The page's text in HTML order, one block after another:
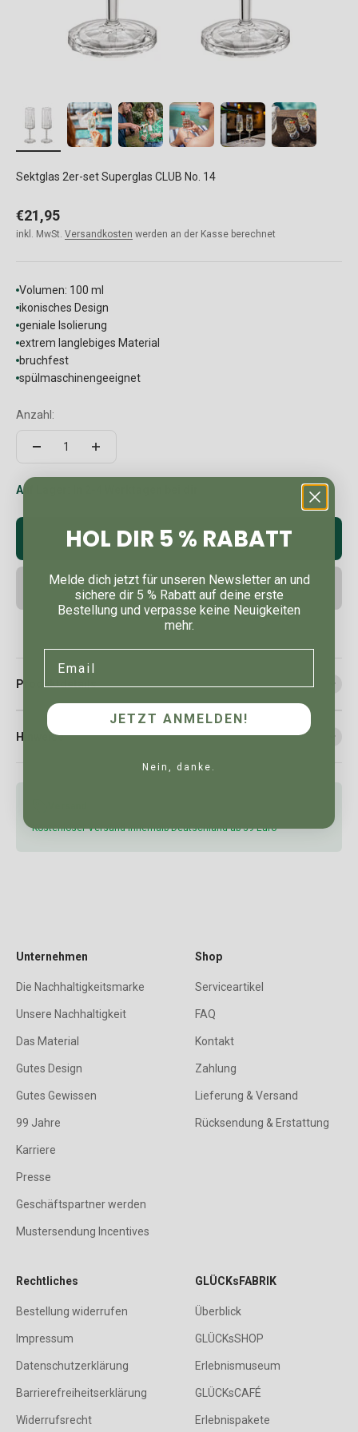
Sektglas 2er-set Superglas CLUB No. 14
Angebot
€21,95
inkl. MwSt. Versandkosten werden an der Kasse berechnet
Volumen: 100 ml
ikonisches Design
geniale Isolierung
extrem langlebiges Material
bruchfest
spülmaschinengeeignet
Anzahl:
Auf Lager: In 2-4 Werktagen bei dir
In den Warenkorb
Produktdetails
Hinweise
Kostenloser Versand innerhalb Deutschland ab 39 Euro
Unternehmen
Die Nachhaltigkeitsmarke
Unsere Nachhaltigkeit
Das Material
Gutes Design
Gutes Gewissen
99 Jahre
Karriere
Presse
Geschäftspartner werden
Mustersendung Incentives
Shop
Serviceartikel
FAQ
Kontakt
Zahlung
Lieferung & Versand
Rücksendung & Erstattung
Rechtliches
Bestellung widerrufen
Impressum
Datenschutzerklärung
Barrierefreiheitserklärung
Widerrufsrecht
GLÜCKsFABRIK
Überblick
GLÜCKsSHOP
Erlebnismuseum
GLÜCKsCAFÉ
Erlebnispakete
HOL DIR 5 % RABATT
Melde dich jetzt für unseren Newsletter an und
sichere dir 5 % Rabatt auf deine erste
Bestellung und verpasse keine Neuigkeiten
mehr.
JETZT ANMELDEN!
Nein, danke.